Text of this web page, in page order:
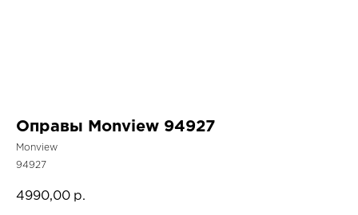
Оправы Monview 94927
Monview
94927
4990,00 р.